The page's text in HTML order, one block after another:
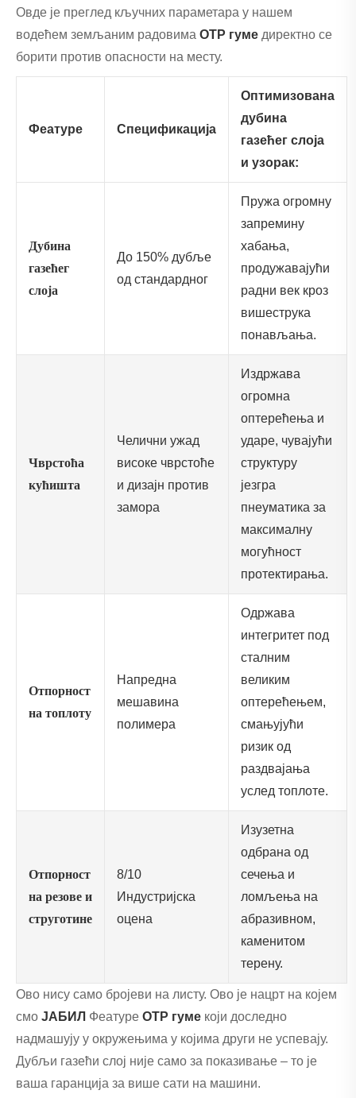
Овде је преглед кључних параметара у нашем
водећем земљаним радовима ОТР гуме директно се
борити против опасности на месту.
Феатуре Спецификација
Оптимизована
дубина
газећег слоја
и узорак:
Дубина
газећег
слоја
До 150% дубље
од стандардног
Пружа огромну
запремину
хабања,
продужавајући
радни век кроз
вишеструка
понављања.
Чврстоћа
кућишта
Челични ужад
високе чврстоће
и дизајн против
замора
Издржава
огромна
оптерећења и
ударе, чувајући
структуру
језгра
пнеуматика за
максималну
могућност
протектирања.
Отпорност
на топлоту
Напредна
мешавина
полимера
Одржава
интегритет под
сталним
великим
оптерећењем,
смањујући
ризик од
раздвајања
услед топлоте.
Отпорност
на резове и
струготине
8/10
Индустријска
оцена
Изузетна
одбрана од
сечења и
ломљења на
абразивном,
каменитом
терену.
Ово нису само бројеви на листу. Ово је нацрт на којем
смо ЈАБИЛ Феатуре ОТР гуме који доследно
надмашују у окружењима у којима други не успевају.
Дубљи газећи слој није само за показивање – то је
ваша гаранција за више сати на машини.